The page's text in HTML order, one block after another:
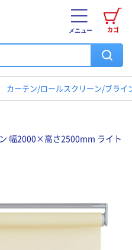
カゴ
メニュー
カーテン/ロールスクリーン/ブライ
幅2000×高さ2500mm ライト